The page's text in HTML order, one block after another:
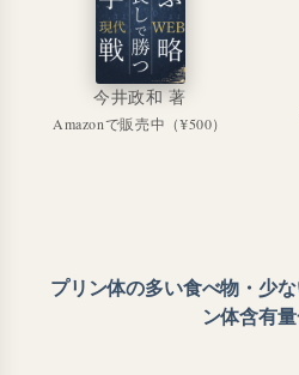
今井政和 著
Amazonで販売中（¥500）
プリン体の多い食べ物・少
ン体含有